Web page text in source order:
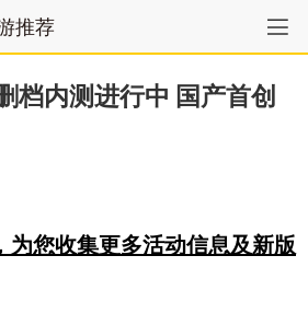
推荐
档内测进行中 国产首创
为您收集更多活动信息及新版